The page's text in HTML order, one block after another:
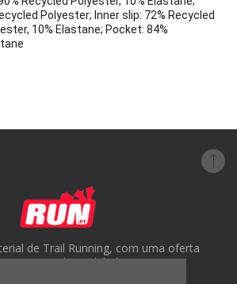
Polyester; Inner slip: 72% Recycled
10% Elastane; Pocket: 84%
de Trail Running, com uma oferta
serviço de qualidade.